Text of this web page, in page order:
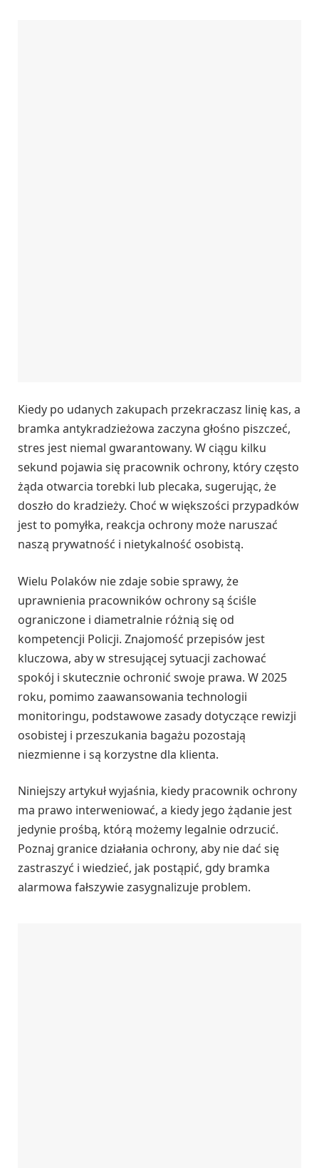
Kiedy po udanych zakupach przekraczasz linię kas, a
bramka antykradzieżowa zaczyna głośno piszczeć,
stres jest niemal gwarantowany. W ciągu kilku
sekund pojawia się pracownik ochrony, który często
żąda otwarcia torebki lub plecaka, sugerując, że
doszło do kradzieży. Choć w większości przypadków
jest to pomyłka, reakcja ochrony może naruszać
naszą prywatność i nietykalność osobistą.
Wielu Polaków nie zdaje sobie sprawy, że
uprawnienia pracowników ochrony są ściśle
ograniczone i diametralnie różnią się od
kompetencji Policji. Znajomość przepisów jest
kluczowa, aby w stresującej sytuacji zachować
spokój i skutecznie ochronić swoje prawa. W 2025
roku, pomimo zaawansowania technologii
monitoringu, podstawowe zasady dotyczące rewizji
osobistej i przeszukania bagażu pozostają
niezmienne i są korzystne dla klienta.
Niniejszy artykuł wyjaśnia, kiedy pracownik ochrony
ma prawo interweniować, a kiedy jego żądanie jest
jedynie prośbą, którą możemy legalnie odrzucić.
Poznaj granice działania ochrony, aby nie dać się
zastraszyć i wiedzieć, jak postąpić, gdy bramka
alarmowa fałszywie zasygnalizuje problem.